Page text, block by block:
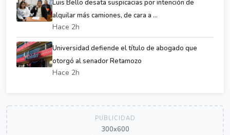
Luis Bello desata suspicacias por intención de
alquilar más camiones, de cara a ...
Hace 2h
Universidad defiende el título de abogado que
otorgó al senador Retamozo
Hace 2h
PUBLICIDAD
300x600